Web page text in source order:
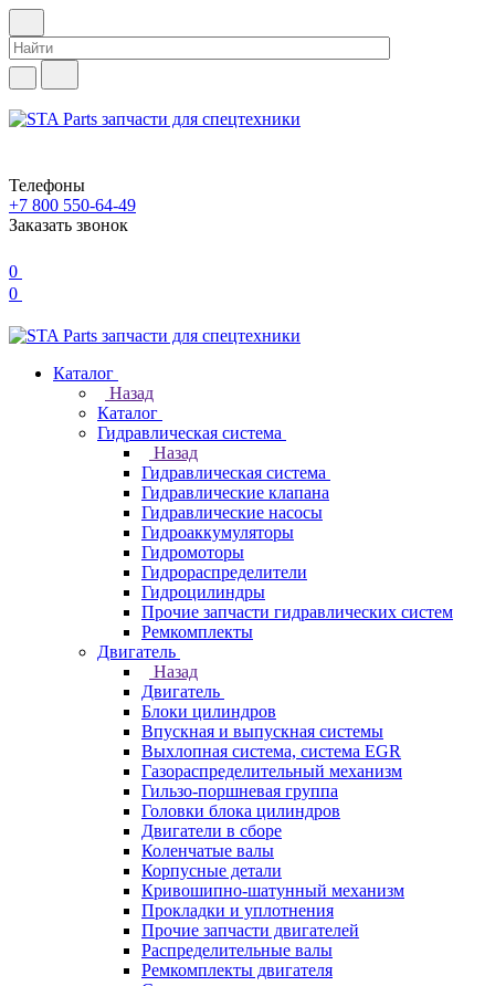
Телефоны
+7 800 550-64-49
Заказать звонок
0
0
Каталог
Назад
Каталог
Гидравлическая система
Назад
Гидравлическая система
Гидравлические клапана
Гидравлические насосы
Гидроаккумуляторы
Гидромоторы
Гидрораспределители
Гидроцилиндры
Прочие запчасти гидравлических систем
Ремкомплекты
Двигатель
Назад
Двигатель
Блоки цилиндров
Впускная и выпускная системы
Выхлопная система, система EGR
Газораспределительный механизм
Гильзо-поршневая группа
Головки блока цилиндров
Двигатели в сборе
Коленчатые валы
Корпусные детали
Кривошипно-шатунный механизм
Прокладки и уплотнения
Прочие запчасти двигателей
Распределительные валы
Ремкомплекты двигателя